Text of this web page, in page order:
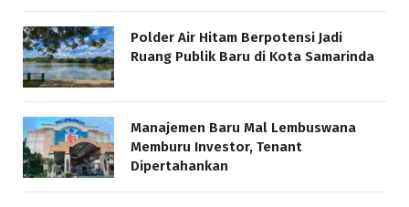
Polder Air Hitam Berpotensi Jadi
Ruang Publik Baru di Kota Samarinda
Manajemen Baru Mal Lembuswana
Memburu Investor, Tenant
Dipertahankan